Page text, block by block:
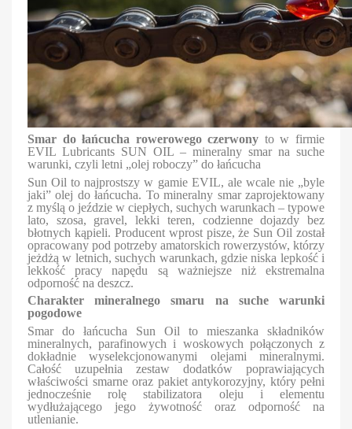
Smar do łańcucha rowerowego czerwony to w firmie
EVIL Lubricants SUN OIL – mineralny smar na suche
warunki, czyli letni „olej roboczy” do łańcucha
Sun Oil to najprostszy w gamie EVIL, ale wcale nie „byle
jaki” olej do łańcucha. To mineralny smar zaprojektowany
z myślą o jeździe w ciepłych, suchych warunkach – typowe
lato, szosa, gravel, lekki teren, codzienne dojazdy bez
błotnych kąpieli. Producent wprost pisze, że Sun Oil został
opracowany pod potrzeby amatorskich rowerzystów, którzy
jeżdżą w letnich, suchych warunkach, gdzie niska lepkość i
lekkość pracy napędu są ważniejsze niż ekstremalna
odporność na deszcz.
Charakter mineralnego smaru na suche warunki
pogodowe
Smar do łańcucha Sun Oil to mieszanka składników
mineralnych, parafinowych i woskowych połączonych z
dokładnie wyselekcjonowanymi olejami mineralnymi.
Całość uzupełnia zestaw dodatków poprawiających
właściwości smarne oraz pakiet antykorozyjny, który pełni
jednocześnie rolę stabilizatora oleju i elementu
wydłużającego jego żywotność oraz odporność na
utlenianie.